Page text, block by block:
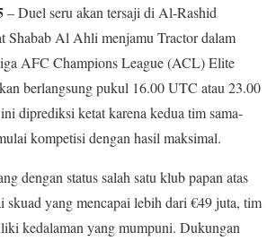
– Duel seru akan tersaji di Al-Rashid
Shabab Al Ahli menjamu Tractor dalam
AFC Champions League (ACL) Elite
berlangsung pukul 16.00 UTC atau 23.00
diprediksi ketat karena kedua tim sama-
kompetisi dengan hasil maksimal.
dengan status salah satu klub papan atas
skuad yang mencapai lebih dari €49 juta, tim
kedalaman yang mumpuni. Dukungan